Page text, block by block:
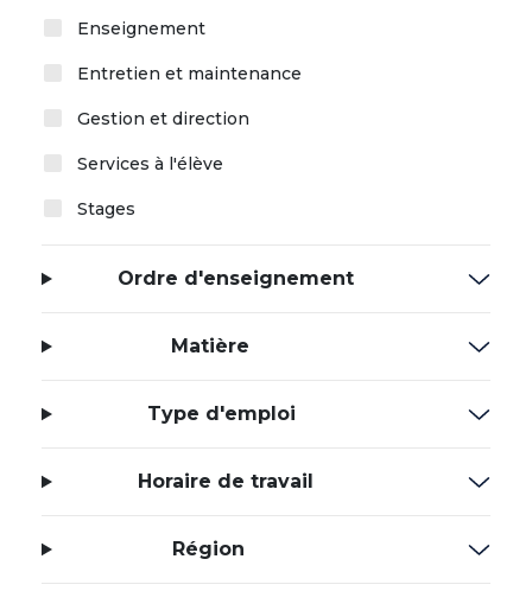
Enseignement
Entretien et maintenance
Gestion et direction
Services à l'élève
Stages
Ordre d'enseignement
Matière
Type d'emploi
Horaire de travail
Région